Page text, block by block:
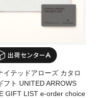
イテッドアローズ カタロ
フト UNITED ARROWS
GIFT LIST e-order choice